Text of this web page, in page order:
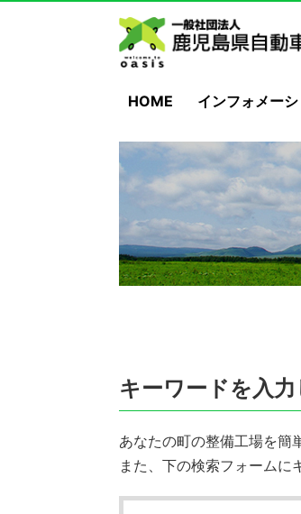
HOME インフォメー
キーワードを入
あなたの町の整備工場を簡
また、下の検索フォームに